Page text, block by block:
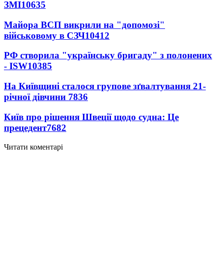
ЗМІ10635
Майора ВСП викрили на "допомозі"
військовому в СЗЧ10412
РФ створила "українську бригаду" з полонених
- ISW10385
На Київщині сталося групове зґвалтування 21-
річної дівчини 7836
Київ про рішення Швеції щодо судна: Це
прецедент7682
Читати коментарі